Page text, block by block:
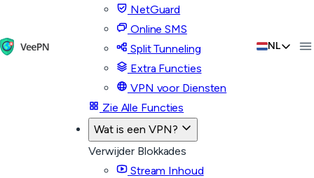
NetGuard
Online SMS
Split Tunneling
Extra Functies
VPN voor Diensten
Zie Alle Functies
Wat is een VPN?
Verwijder Blokkades
Stream Inhoud
NL